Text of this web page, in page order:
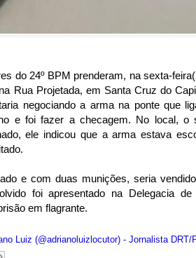
do 24º BPM prenderam, na sexta-
Rua Projetada, em Santa Cruz do
negociando a arma na ponte que
e foi fazer a checagem. No local, o
ele indicou que a arma estava
e com duas munições, seria
foi apresentado na Delegacia
em flagrante.
Luiz (@adrianoluizlocutor) - Jornalista DRT/